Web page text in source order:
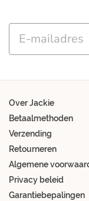
Email
Over Jackie
Betaalmethoden
Verzending
Retourneren
Algemene
Privacy beleid
Garantiebepalingen